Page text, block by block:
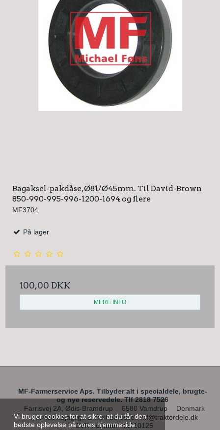
Vi bruger cookies for at sikre, at du får den
bedste oplevelse på vores hjemmeside.
Bagaksel-pakdåse, Ø81/Ø45mm. Til David-Brown
850-990-995-996-1200-1694 og flere
MF3704
På lager
100,00 DKK
MERE INFO
MF-Farmerservice Aps. Tilbyder alt i specialdele, brugte-
og nye reservedele. Tlf 2818 7526
Farrisvej 2A, Ødis-Bramdrup
6580 Vamdrup
Denmark
Din helt nøjagtige E-mail-adresse.: mf@traktordele.dk
CVR-nummer:43710125